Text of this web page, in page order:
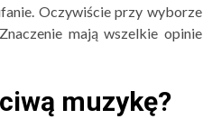
Oczywiście przy wyborze
mają wszelkie opinie
muzykę?